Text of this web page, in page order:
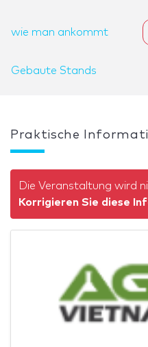
wie man ankommt
Gebaute Stands
Praktische
Die Veranstaltung wird
Korrigieren Sie diese